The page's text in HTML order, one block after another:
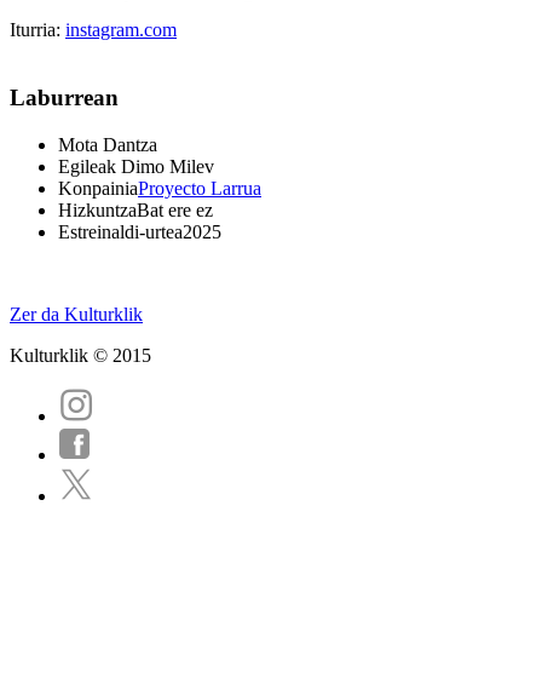
Iturria: instagram.com
Laburrean
Mota Dantza
Egileak Dimo Milev
KonpainiaProyecto Larrua
HizkuntzaBat ere ez
Estreinaldi-urtea2025
Zer da Kulturklik
Kulturklik © 2015